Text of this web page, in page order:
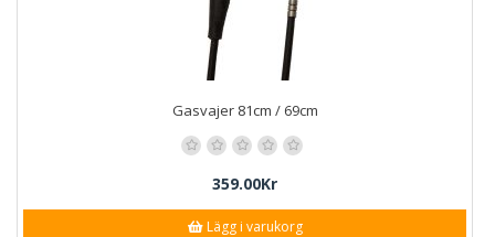
Gasvajer 81cm / 69cm
359.00Kr
Lägg i varukorg